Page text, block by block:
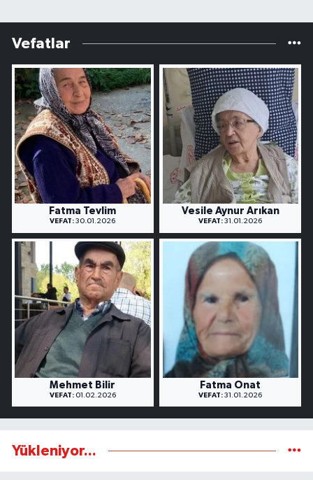
Vefatlar
Fatma Tevlim
VEFAT: 30.01.2026
Vesile Aynur Arıkan
VEFAT: 31.01.2026
Mehmet Bilir
VEFAT:01.02.2026
Fatma Onat
VEFAT: 31.01.2026
Yükleniyor...